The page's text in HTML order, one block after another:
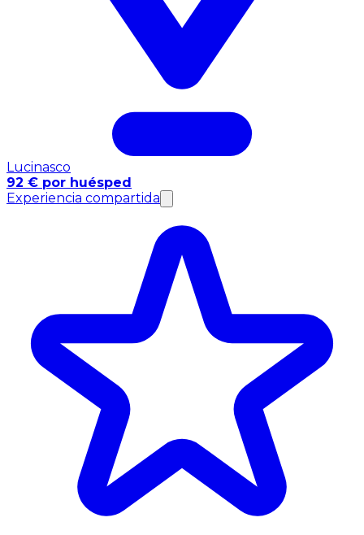
Lucinasco
92 € por huésped
Experiencia compartida